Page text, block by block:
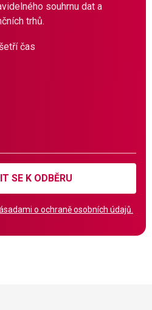
souhrnu dat a
trhů.
čas
SE K ODBĚRU
o ochraně osobních údajů.